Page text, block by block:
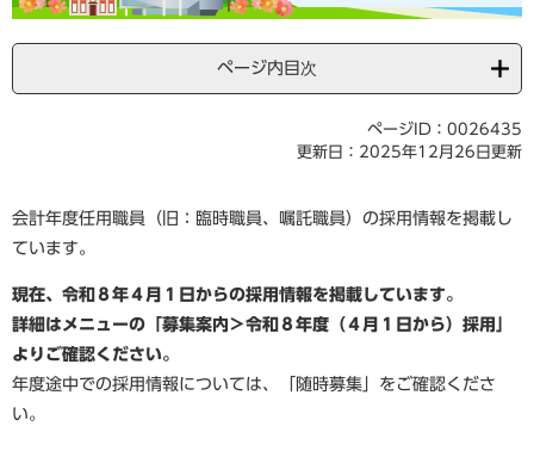
ページ内目次
ページID：0026435
更新日：2025年12月26日更新
会計年度任用職員（旧：臨時職員、嘱託職員）の採用情報を掲載し
ています。
現在、令和８年４月１日からの採用情報を掲載しています。
詳細はメニューの「募集案内＞令和８年度（４月１日から）採用」
よりご確認ください。​
年度途中での採用情報については、「随時募集」をご確認くださ
い。